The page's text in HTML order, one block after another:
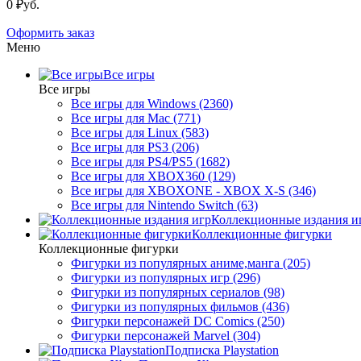
0 ₽уб.
Оформить заказ
Меню
Все игры
Все игры
Все игры для Windows (2360)
Все игры для Mac (771)
Все игры для Linux (583)
Все игры для PS3 (206)
Все игры для PS4/PS5 (1682)
Все игры для XBOX360 (129)
Все игры для XBOXONE - XBOX X-S (346)
Все игры для Nintendo Switch (63)
Коллекционные издания
Коллекционные фигурки
Коллекционные фигурки
Фигурки из популярных аниме,манга (205)
Фигурки из популярных игр (296)
Фигурки из популярных сериалов (98)
Фигурки из популярных фильмов (436)
Фигурки персонажей DC Comics (250)
Фигурки персонажей Marvel (304)
Подписка Playstation